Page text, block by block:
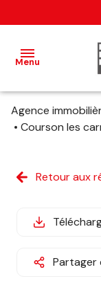
Menu
accueil
Agence
Courson les
Retour aux
Partager